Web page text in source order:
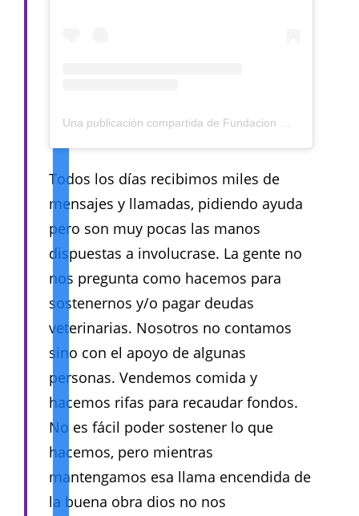
Todos los días recibimos miles de
mensajes y llamadas, pidiendo ayuda
pero son muy pocas las manos
dispuestas a involucrase. La gente no
nos pregunta como hacemos para
sostenernos y/o pagar deudas
veterinarias. Nosotros no contamos
sino con el apoyo de algunas
personas. Vendemos comida y
hacemos rifas para recaudar fondos.
No es fácil poder sostener lo que
hacemos, pero mientras
mantengamos esa llama encendida de
la buena obra dios no nos